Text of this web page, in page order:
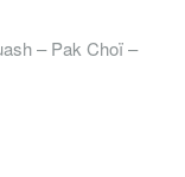
– Pak Choï –